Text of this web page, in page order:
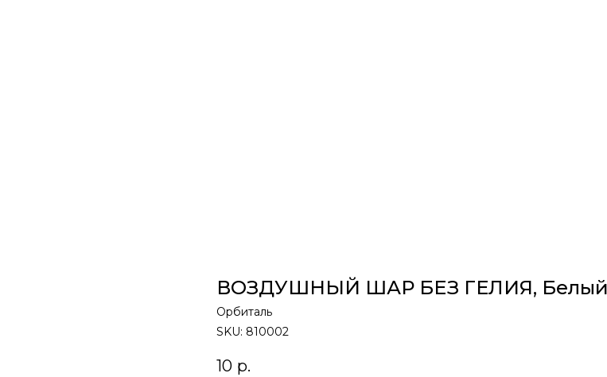
ВОЗДУШНЫЙ ШАР БЕЗ ГЕЛИЯ, Белый,
Орбиталь
SKU: 810002
10 р.